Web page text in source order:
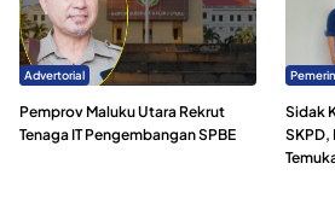
Advertorial
Pemprov Maluku Utara Rekrut
Tenaga IT Pengembangan SPBE
Sidak
SKPD,